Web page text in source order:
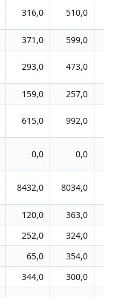
316,0 510,0
371,0 599,0
293,0 473,0
159,0 257,0
615,0 992,0
0,0 0,0
8432,0 8034,0
120,0 363,0
252,0 324,0
65,0 354,0
344,0 300,0